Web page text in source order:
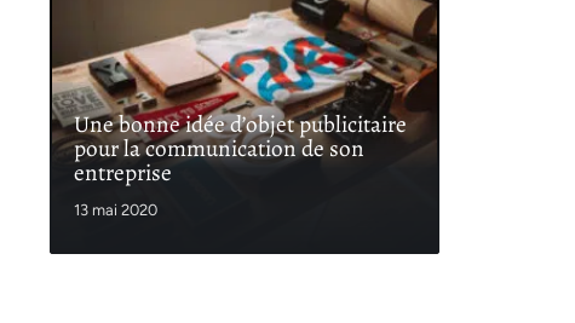
Une bonne idée d’objet publicitaire
pour la communication de son
entreprise
13 mai 2020